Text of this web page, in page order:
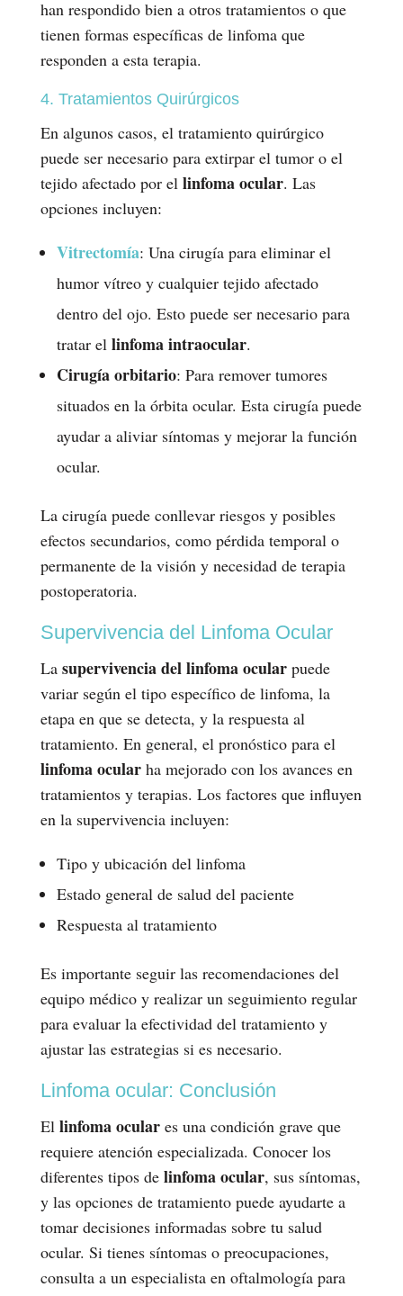
han respondido bien a otros tratamientos o que
tienen formas específicas de linfoma que
responden a esta terapia.
4. Tratamientos Quirúrgicos
En algunos casos, el tratamiento quirúrgico
puede ser necesario para extirpar el tumor o el
tejido afectado por el linfoma ocular. Las
opciones incluyen:
Vitrectomía: Una cirugía para eliminar el
humor vítreo y cualquier tejido afectado
dentro del ojo. Esto puede ser necesario para
tratar el linfoma intraocular.
Cirugía orbitario: Para remover tumores
situados en la órbita ocular. Esta cirugía puede
ayudar a aliviar síntomas y mejorar la función
ocular.
La cirugía puede conllevar riesgos y posibles
efectos secundarios, como pérdida temporal o
permanente de la visión y necesidad de terapia
postoperatoria.
Supervivencia del Linfoma Ocular
La supervivencia del linfoma ocularpuede
variar según el tipo específico de linfoma, la
etapa en que se detecta, y la respuesta al
tratamiento. En general, el pronóstico para el
linfoma ocularha mejorado con los avances en
tratamientos y terapias. Los factores que influyen
en la supervivencia incluyen:
Tipo y ubicación del linfoma
Estado general de salud del paciente
Respuesta al tratamiento
Es importante seguir las recomendaciones del
equipo médico y realizar un seguimiento regular
para evaluar la efectividad del tratamiento y
ajustar las estrategias si es necesario.
Linfoma ocular: Conclusión
El linfoma oculares una condición grave que
requiere atención especializada. Conocer los
diferentes tipos de linfoma ocular, sus síntomas,
y las opciones de tratamiento puede ayudarte a
tomar decisiones informadas sobre tu salud
ocular. Si tienes síntomas o preocupaciones,
consulta a un especialista en oftalmología para